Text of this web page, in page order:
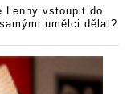
Lenny vstoupit do
umělci dělat?